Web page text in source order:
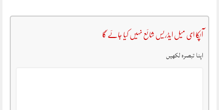
آپکا ای میل ایڈریس شائع نہیں کیا جائے گا
اپنا تبصرہ لکھیں